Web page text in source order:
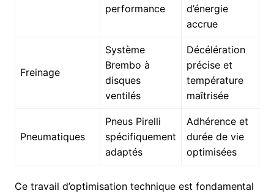
performance
d’énergie
accrue
Freinage
Système
Brembo à
disques
ventilés
Décélération
précise et
température
maîtrisée
Pneumatiques
Pneus Pirelli
spécifiquement
adaptés
Adhérence et
durée de vie
optimisées
Ce travail d’optimisation technique est fondamental